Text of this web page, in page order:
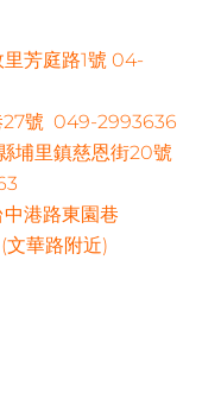
芳庭路1號 04-
27號 049-2993636
埔里鎮慈恩街20號
港路東園巷
華路附近)